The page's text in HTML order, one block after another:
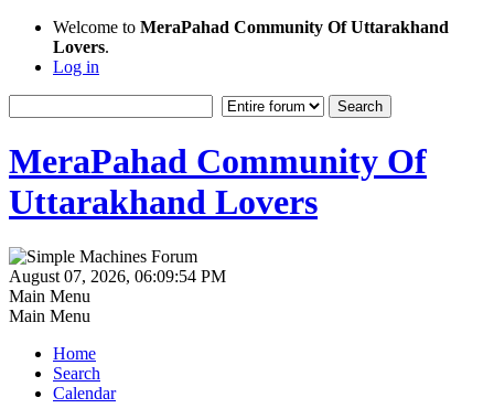
Welcome to MeraPahad Community Of Uttarakhand
Lovers.
Log in
MeraPahad Community Of
Uttarakhand Lovers
August 07, 2026, 06:09:54 PM
Main Menu
Main Menu
Home
Search
Calendar